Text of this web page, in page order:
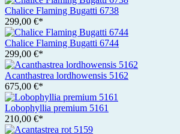
Chalice Flaming Bugatti 6738
299,00 €*
Chalice Flaming Bugatti 6744
299,00 €*
Acanthastrea lordhowensis 5162
675,00 €*
Lobophyllia premium 5161
210,00 €*